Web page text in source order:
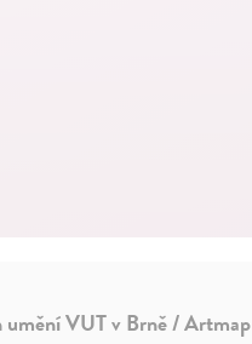
umění VUT v Brně / Artmap